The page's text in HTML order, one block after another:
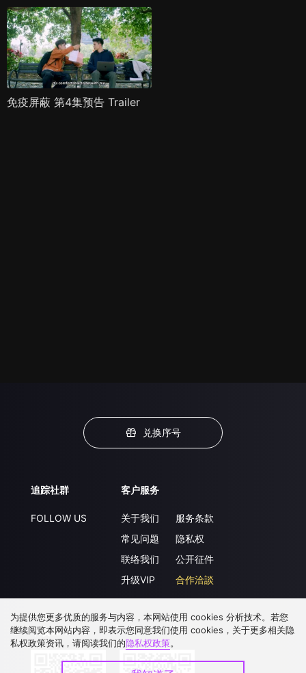
免疫屏蔽 第4集预告 Trailer
兑换序号
追踪社群
FOLLOW US
客户服务
关于我们
常见问题
联络我们
升级VIP
服务条款
隐私权
公开征件
合作洽談
下载 APP
为提供您更多优质的服务与内容，本网站使用 cookies 分析技术。若您
继续阅览本网站内容，即表示您同意我们使用 cookies，关于更多相关隐
私权政策资讯，请阅读我们的隐私权政策。